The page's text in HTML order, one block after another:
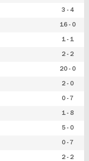
3 - 4
16 - 0
1 - 1
2 - 2
20 - 0
2 - 0
0 - 7
1 - 8
5 - 0
0 - 7
2 - 2